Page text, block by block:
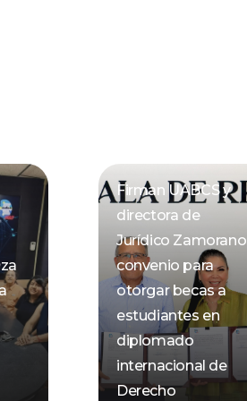
Firman UABCS y
directora de
Jurídico Zamorano
convenio para
otorgar becas a
estudiantes en
diplomado
internacional de
Derecho